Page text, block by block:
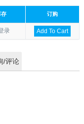
存 订购
录 Add To Cart
/评论